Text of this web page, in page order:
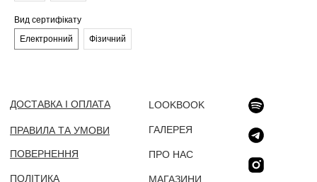
Вид сертифікату
Електронний
Фізичний